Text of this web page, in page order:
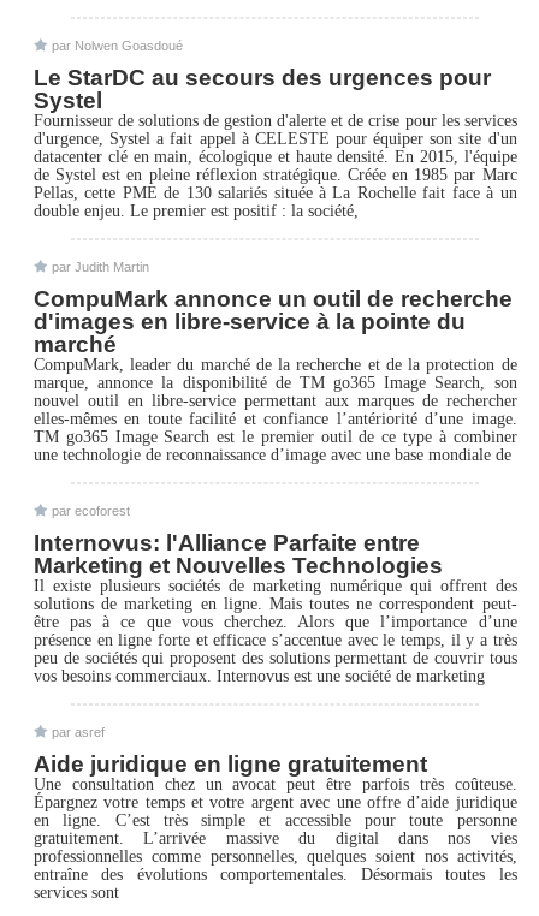
par Nolwen Goasdoué
Le StarDC au secours des urgences pour
Systel
Fournisseur de solutions de gestion d'alerte et de crise pour les services
d'urgence, Systel a fait appel à CELESTE pour équiper son site d'un
datacenter clé en main, écologique et haute densité. En 2015, l'équipe
de Systel est en pleine réflexion stratégique. Créée en 1985 par Marc
Pellas, cette PME de 130 salariés située à La Rochelle fait face à un
double enjeu. Le premier est positif : la société,
par Judith Martin
CompuMark annonce un outil de recherche
d'images en libre-service à la pointe du
marché
CompuMark, leader du marché de la recherche et de la protection de
marque, annonce la disponibilité de TM go365 Image Search, son
nouvel outil en libre-service permettant aux marques de rechercher
elles-mêmes en toute facilité et confiance l’antériorité d’une image.
TM go365 Image Search est le premier outil de ce type à combiner
une technologie de reconnaissance d’image avec une base mondiale de
par ecoforest
Internovus: l'Alliance Parfaite entre
Marketing et Nouvelles Technologies
Il existe plusieurs sociétés de marketing numérique qui offrent des
solutions de marketing en ligne. Mais toutes ne correspondent peut-
être pas à ce que vous cherchez. Alors que l’importance d’une
présence en ligne forte et efficace s’accentue avec le temps, il y a très
peu de sociétés qui proposent des solutions permettant de couvrir tous
vos besoins commerciaux. Internovus est une société de marketing
par asref
Aide juridique en ligne gratuitement
Une consultation chez un avocat peut être parfois très coûteuse.
Épargnez votre temps et votre argent avec une offre d’aide juridique
en ligne. C’est très simple et accessible pour toute personne
gratuitement. L’arrivée massive du digital dans nos vies
professionnelles comme personnelles, quelques soient nos activités,
entraîne des évolutions comportementales. Désormais toutes les
services sont